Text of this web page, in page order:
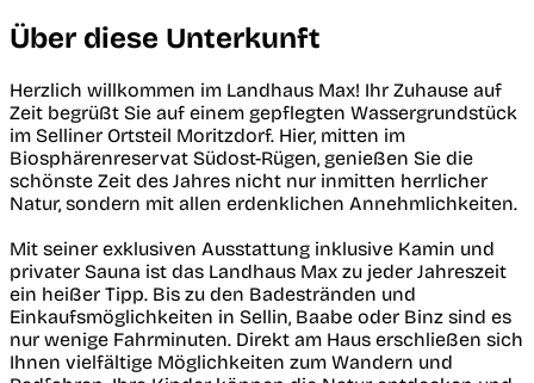
Über diese Unterkunft
Herzlich willkommen im Landhaus Max! Ihr Zuhause auf
Zeit begrüßt Sie auf einem gepflegten Wassergrundstück
im Selliner Ortsteil Moritzdorf. Hier, mitten im
Biosphärenreservat Südost-Rügen, genießen Sie die
schönste Zeit des Jahres nicht nur inmitten herrlicher
Natur, sondern mit allen erdenklichen Annehmlichkeiten.
Mit seiner exklusiven Ausstattung inklusive Kamin und
privater Sauna ist das Landhaus Max zu jeder Jahreszeit
ein heißer Tipp. Bis zu den Badestränden und
Einkaufsmöglichkeiten in Sellin, Baabe oder Binz sind es
nur wenige Fahrminuten. Direkt am Haus erschließen sich
Ihnen vielfältige Möglichkeiten zum Wandern und